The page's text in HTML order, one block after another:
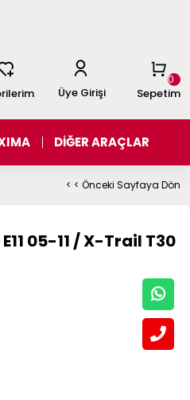
Sepetim
0
Üye Girişi
DİĞER ARAÇLAR
< < Önceki Sayfaya Dön
05-11 / X-Trail T30